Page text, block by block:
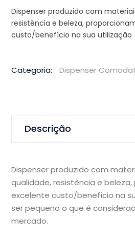
Dispenser produzido com
resistência e beleza,
custo/benefício na sua utilização
Categoria: Dispenser
Descrição
Dispenser produzido com
qualidade, resistência e
excelente custo/benefício na
ser pequeno o que é
mercado.